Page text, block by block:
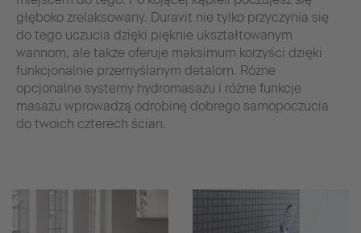
głęboko zrelaksowany. Duravit nie tylko przyczynia się
do tego uczucia dzięki pięknie ukształtowanym
wannom, ale także oferuje maksimum korzyści dzięki
funkcjonalnie przemyślanym detalom. Różne
opcjonalne systemy hydromasażu i różne funkcje
masażu wprowadzą odrobinę dobrego samopoczucia
do twoich czterech ścian.